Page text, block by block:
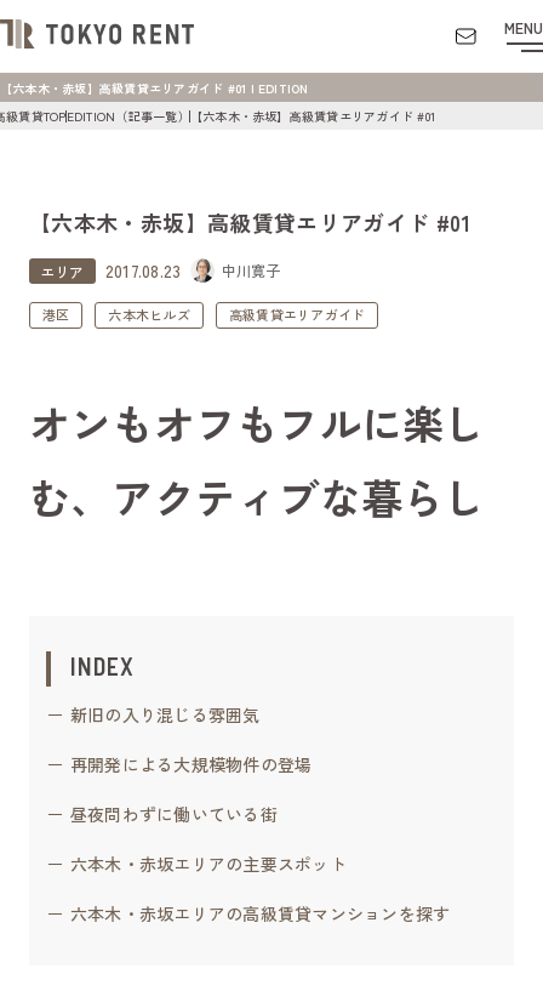
MENU
【六本木・赤坂】高級賃貸エリアガイド #01 | EDITION
級賃貸TOPEDITION（記事一覧）【六本木・赤坂】高級賃貸エリアガイド #01
【六本木・赤坂】高級賃貸エリアガイド #01
エリア 2017.08.23 中川寛子
港区 六本木ヒルズ 高級賃貸エリアガイド
オンもオフもフルに楽し
む、アクティブな暮らし
INDEX
新旧の入り混じる雰囲気
再開発による大規模物件の登場
昼夜問わずに働いている街
六本木・赤坂エリアの主要スポット
六本木・赤坂エリアの高級賃貸マンションを探す